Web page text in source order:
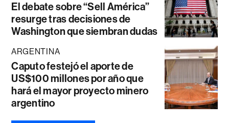
El debate sobre “Sell América”
resurge tras decisiones de
Washington que siembran dudas
ARGENTINA
Caputo festejó el aporte de
US$100 millones por año que
hará el mayor proyecto minero
argentino